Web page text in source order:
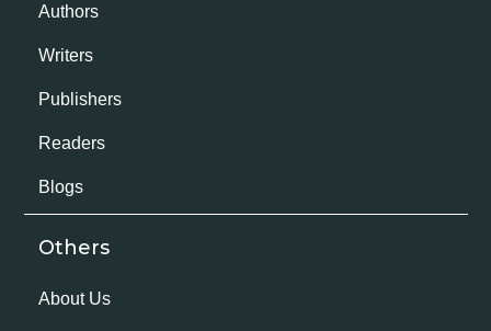
Authors
Writers
Publishers
Readers
Blogs
Others
About Us